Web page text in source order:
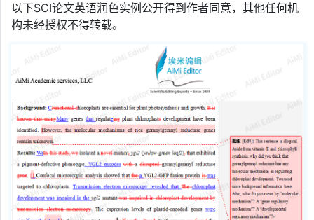
以下SCI论文英语润色实例公开得到作者同意，其他任何机
构未经授权不得转载。